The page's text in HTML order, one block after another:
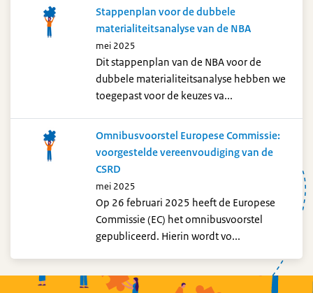
Stappenplan voor de dubbele
materialiteitsanalyse van de NBA
mei 2025
Dit stappenplan van de NBA voor de
dubbele materialiteitsanalyse hebben we
toegepast voor de keuzes va...
Omnibusvoorstel Europese Commissie:
voorgestelde vereenvoudiging van de
CSRD
mei 2025
Op 26 februari 2025 heeft de Europese
Commissie (EC) het omnibusvoorstel
gepubliceerd. Hierin wordt vo...